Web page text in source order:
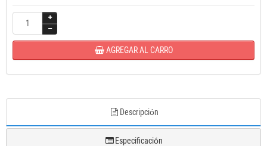
AGREGAR AL CARRO
Descripción
Especificación